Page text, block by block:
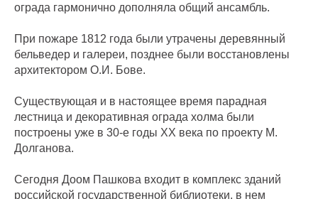
ограда гармонично дополняла общий ансамбль.
При пожаре 1812 года были утрачены деревянный
бельведер и галереи, позднее были восстановлены
архитектором О.И. Бове.
Существующая и в настоящее время парадная
лестница и декоративная ограда холма были
построены уже в 30-е годы XX века по проекту М.
Долганова.
Сегодня Доом Пашкова входит в комплекс зданий
российской государственной библиотеки, в нем